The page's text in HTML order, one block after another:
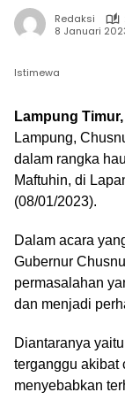
Redaksi
8 Januari
Istimewa
Lampung
Lampung,
dalam rangka
Maftuhin, di
(08/01/2023).
Dalam acara
Gubernur
permasalahan
dan menjadi
Diantaranya
terganggu akibat
menyebabkan